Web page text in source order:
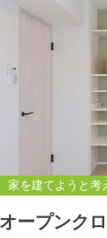
家を建てようと考
オープンク